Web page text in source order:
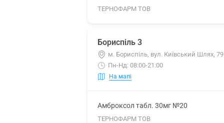
ТЕРНОФАРМ ТОВ
Бориспіль 3
м. Бориспіль, вул. Київський Шлях,
Пн-Нд: 08:00-21:00
На мапі
Амброксол табл. 30мг №20
ТЕРНОФАРМ ТОВ